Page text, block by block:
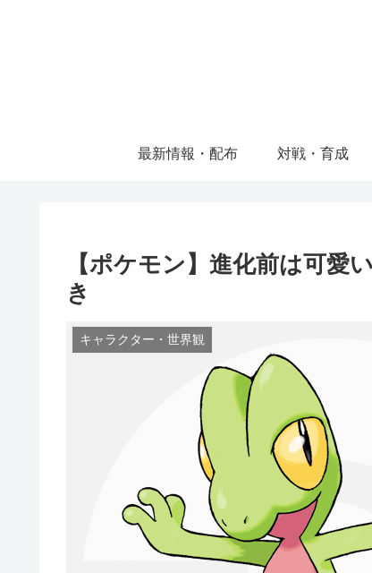
最新情報・配布 対戦・育成
【ポケモン】進化前は可愛
き
キャラクター・世界観